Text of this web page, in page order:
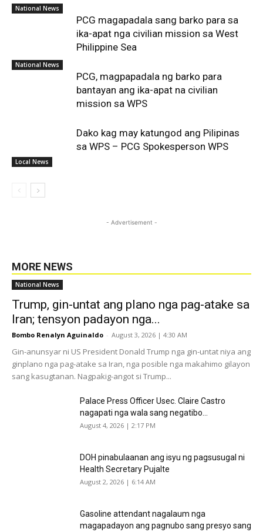
National News
PCG magapadala sang barko para sa
ika-apat nga civilian mission sa West
Philippine Sea
National News
PCG, magpapadala ng barko para
bantayan ang ika-apat na civilian
mission sa WPS
Local News
Dako kag may katungod ang Pilipinas
sa WPS – PCG Spokesperson WPS
- Advertisement -
MORE NEWS
National News
Trump, gin-untat ang plano nga pag-atake sa
Iran; tensyon padayon nga...
Bombo Renalyn Aguinaldo - August 3, 2026 | 4:30 AM
Gin-anunsyar ni US President Donald Trump nga gin-untat niya ang
ginplano nga pag-atake sa Iran, nga posible nga makahimo gilayon
sang kasugtanan. Nagpakig-angot si Trump...
Palace Press Officer Usec. Claire Castro
nagapati nga wala sang negatibo...
August 4, 2026 | 2:17 PM
DOH pinabulaanan ang isyu ng pagsusugal ni
Health Secretary Pujalte
August 2, 2026 | 6:14 AM
Gasoline attendant nagalaum nga
magapadayon ang pagnubo sang presyo sang